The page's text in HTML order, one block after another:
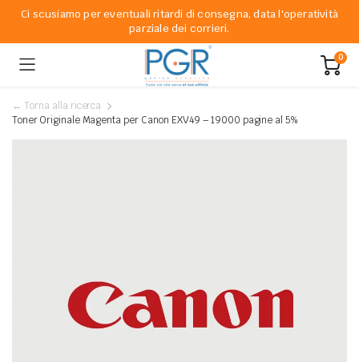
Ci scusiamo per eventuali ritardi di consegna, data l'operatività
parziale dei corrieri.
0
← Torna alla ricerca
Toner Originale Magenta per Canon EXV49 – 19000 pagine al 5%